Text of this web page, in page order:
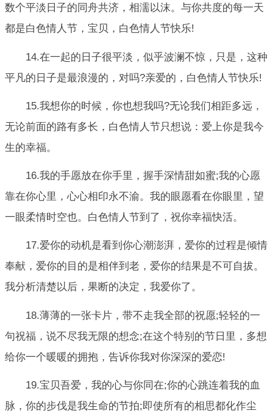
数个平淡日子的同舟共济，相濡以沫。与你共度的每一天
都是白色情人节，宝贝，白色情人节快乐!
14.在一起的日子很平淡，似乎波澜不惊，只是，这种
平凡的日子是最浪漫的，对吗?亲爱的，白色情人节快乐!
15.我想你的时候，你也想我吗?无论我们相距多远，
无论前面的路有多长，白色情人节只想说：爱上你是我今
生的幸福。
16.我的手愿放在你手里，握手深情甜如蜜;我的心愿
靠在你心里，心心相印永不渝。我的眼愿看在你眼里，望
一眼柔情时空也。白色情人节到了，祝你幸福快活。
17.爱你的动机是看到你心潮澎湃，爱你的过程是倾情
奉献，爱你的目的是相伴到老，爱你的结果是不可自拔。
我分析清楚以后，果断的决定，我爱你了。
18.薄薄的一张卡片，带不走我全部的祝愿;轻轻的一
句祝福，说不尽我无限的想念;在这个特别的节日里，多想
给你一个暖暖的拥抱，告诉你我对你深深的爱恋!
19.宝贝吾爱，我的心与你同在;你的心跳连着我的血
脉，你的步伐是我生命的节拍;即使所有的相思都化作尘